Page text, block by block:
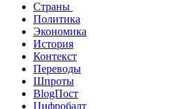
Страны
Политика
Экономика
История
Контекст
Переводы
Шпроты
BlogПост
Цифробалт